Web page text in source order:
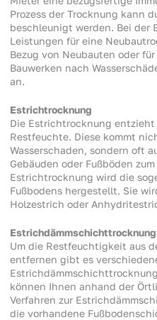
Prozess der Trocknung kann
beschleunigt werden. Bei der
Leistungen für eine
Bezug von Neubauten oder
Bauwerken nach
an.
Estrichtrocknung
Die Estrichtrocknung
Restfeuchte. Diese kommt
Wasserschaden, sondern oft
Gebäuden oder Fußböden
Estrichtrocknung wird die
Fußbodens hergestellt. Sie
Holzestrich oder
Estrichdämmschichttrocknung
Um die Restfeuchtigkeit aus
entfernen gibt es
können Ihnen anhand der
Verfahren zur
die vorhandene